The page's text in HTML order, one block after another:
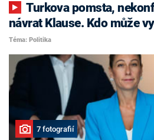
Turkova pomsta, nekonfliktní Havlíček i
návrat Klause. Kdo může
Téma: Politika
7 fotografií